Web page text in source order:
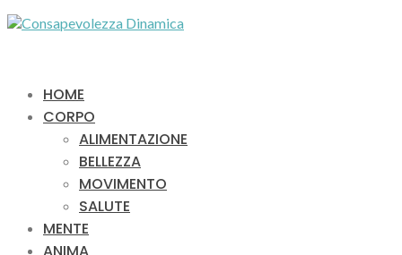
HOME
CORPO
ALIMENTAZIONE
BELLEZZA
MOVIMENTO
SALUTE
MENTE